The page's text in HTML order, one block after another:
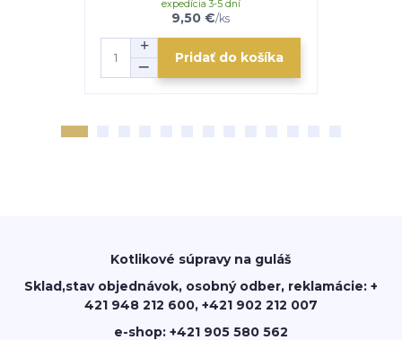
9,50 €/ks
expedícia 3-5 dní
Pridať do košíka
Kotlikové súpravy na guláš
Sklad,stav objednávok, osobný odber, reklamácie: +
421 948 212 600, +421 902 212 007
e-shop: +421 905 580 562